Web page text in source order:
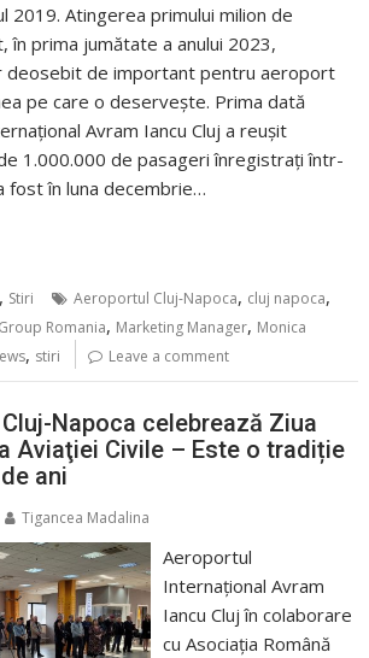
2019. Atingerea primului milion de
în prima jumătate a anului 2023,
deosebit de important pentru aeroport
pe care o deserveşte. Prima dată
Avram Iancu Cluj a reuşit
1.000.000 de pasageri înregistraţi într-
fost în luna decembrie…
, Stiri Aeroportul Cluj-Napoca, cluj napoca,
Romania, Marketing Manager, Monica
, stiri Leave a comment
Napoca celebrează Ziua
Aviaţiei Civile – Este o tradiție
ani
Tigancea Madalina
Aeroportul
Internațional Avram
Iancu Cluj în colaborare
cu Asociația Română